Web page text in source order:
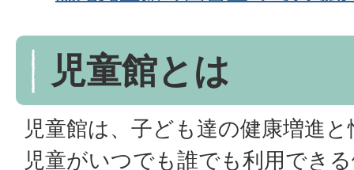
児童館とは
児童館は、子ども達の健康増進
児童がいつでも誰でも利用でき